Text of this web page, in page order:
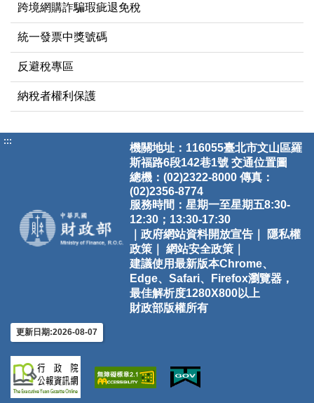
跨境網購詐騙瑕疵退免稅
統一發票中獎號碼
反避稅專區
納稅者權利保護
:::
機關地址：116055臺北市文山區羅
斯福路6段142巷1號 交通位置圖
總機：(02)2322-8000 傳真：
(02)2356-8774
服務時間：星期一至星期五8:30-
12:30；13:30-17:30
｜政府網站資料開放宣告｜
隱私權
政策｜
網站安全政策｜
建議使用最新版本Chrome、
Edge、Safari、Firefox瀏覽器，
最佳解析度1280X800以上
財政部版權所有
更新日期:2026-08-07